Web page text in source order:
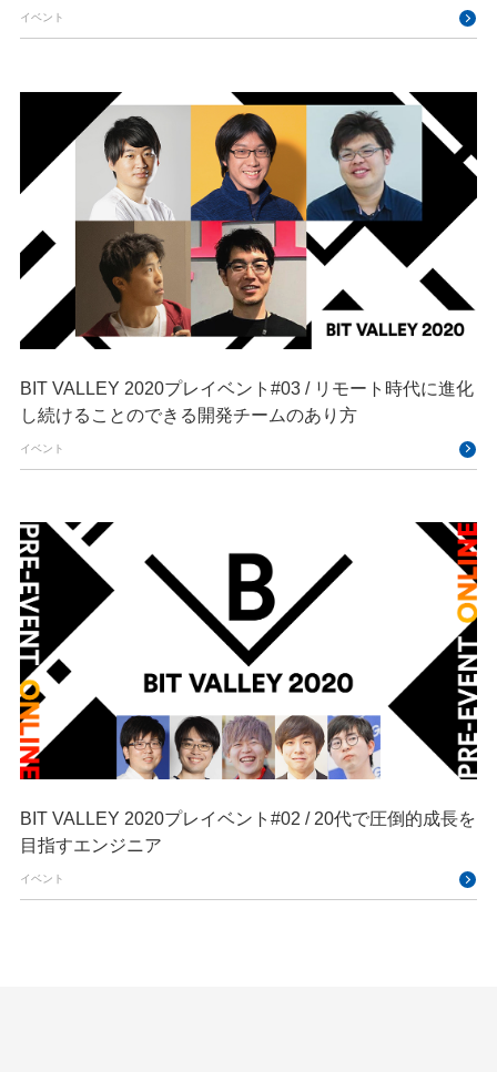
イベント
BIT VALLEY 2020プレイベント#03 / リモート時代に進化
し続けることのできる開発チームのあり方
イベント
BIT VALLEY 2020プレイベント#02 / 20代で圧倒的成長を
目指すエンジニア
イベント